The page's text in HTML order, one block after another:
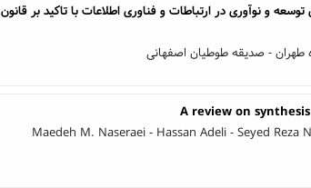
و نوآوری در ارتباطات و فناوری اطلاعات با تاکید بر قانون
طهران - صدیقه طوطیان اصفهانی
A review on
Maedeh M. Naseraei - Hassan Adeli - Seyed Reza